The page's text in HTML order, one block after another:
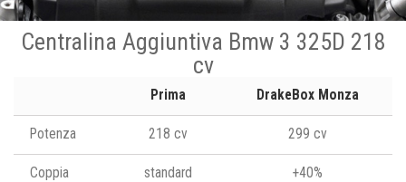
Centralina Aggiuntiva Bmw 3 325D 218
cv
Prima DrakeBox Monza
Potenza 218 cv 299 cv
Coppia standard +40%